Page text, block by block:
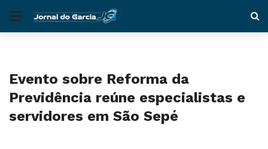
Evento sobre Reforma da
Previdência reúne especialistas e
servidores em São Sepé